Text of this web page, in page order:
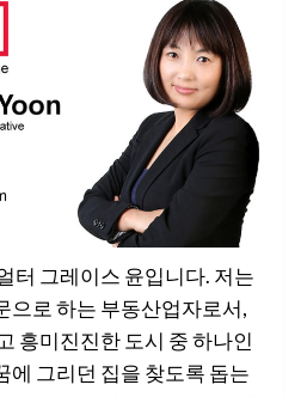
터 그레이스 윤입니다. 저는
으로 하는 부동산업자로서,
흥미진진한 도시 중 하나인
에 그리던 집을 찾도록 돕는